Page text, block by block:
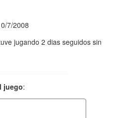
7/2008
jugando 2 dias seguidos sin
juego: